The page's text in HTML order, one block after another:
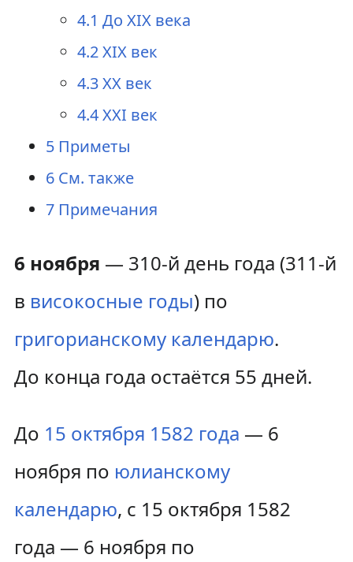
4.1 До XIX века
4.2XIX век
4.3XX век
4.4XXI век
5 Приметы
6 См. также
7 Примечания
6 ноября — 310-й день года (311-й
в високосные годы) по
григорианскому календарю.
До конца года остаётся 55 дней.
До 15 октября 1582 года — 6
ноября по юлианскому
календарю, с 15 октября 1582
года — 6 ноября по